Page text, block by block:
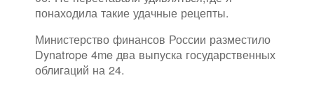
понаходила такие удачные рецепты.
Министерство финансов России разместило
Dynatrope 4me два выпуска государственных
облигаций на 24.